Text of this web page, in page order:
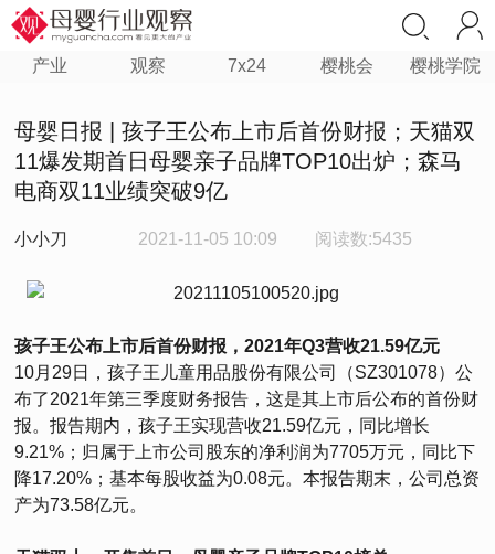
产业 观察 7x24 樱桃会 樱桃学院
母婴日报 | 孩子王公布上市后首份财报；天猫双
11爆发期首日母婴亲子品牌TOP10出炉；森马
电商双11业绩突破9亿
小小刀 2021-11-05 10:09 阅读数:5435
孩子王公布上市后首份财报，2021年Q3营收21.59亿元
10月29日，孩子王儿童用品股份有限公司（SZ301078）公
布了2021年第三季度财务报告，这是其上市后公布的首份财
报。报告期内，孩子王实现营收21.59亿元，同比增长
9.21%；归属于上市公司股东的净利润为7705万元，同比下
降17.20%；基本每股收益为0.08元。本报告期末，公司总资
产为73.58亿元。